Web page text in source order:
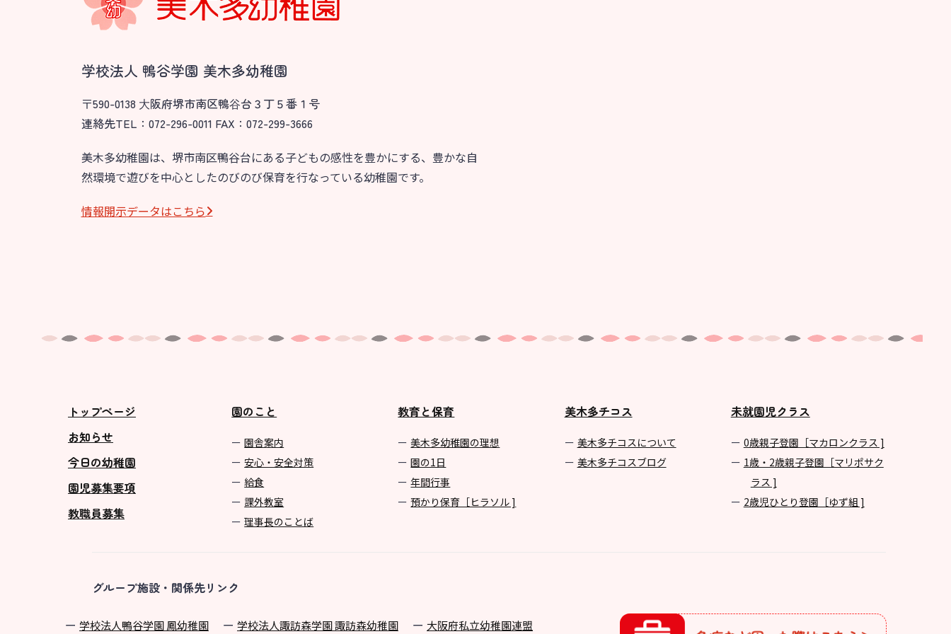
学校法人 鴨谷学園 美木多幼稚園
〒590-0138 ⼤阪府堺市南区鴨⾕台３丁５番１号
連絡先TEL：072-296-0011 FAX：072-299-3666
美木多幼稚園は、堺市南区鴨谷台にある子どもの感性を豊かにする、豊かな自
然環境で遊びを中心としたのびのび保育を行なっている幼稚園です。
情報開⽰データはこちら
トップページ
お知らせ
今日の幼稚園
園児募集要項
教職員募集
園のこと
園舎案内
安心・安全対策
給食
課外教室
理事長のことば
教育と保育
美⽊多幼稚園の理想
園の1⽇
年間⾏事
預かり保育［ヒラソル ]
美木多チコス
美⽊多チコスについて
美⽊多チコスブログ
未就園児クラス
0歳親子登園［マカロンクラス ]
1歳・2歳親子登園［マリポサク
ラス ]
2歳児ひとり登園［ゆず組 ]
グループ施設・関係先リンク
学校法⼈鴨⾕学園 鳳幼稚園 学校法⼈諏訪森学園 諏訪森幼稚園 ⼤阪府私⽴幼稚園連盟
園のこと
安⼼・安全対策
教育と保育
園の1⽇
預かり保育［ヒラソル ]
グループ施設・
関係先リンク